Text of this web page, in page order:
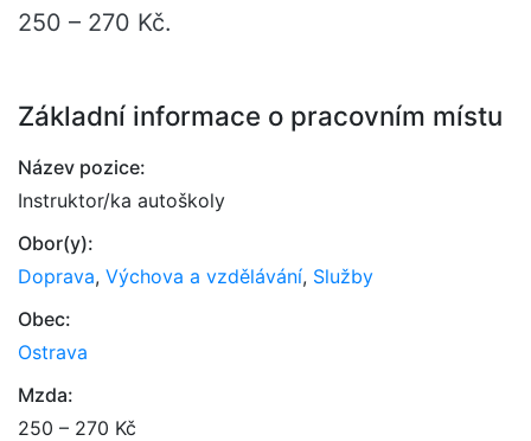
250 – 270 Kč.
Základní informace o pracovním místu
Název pozice:
Instruktor/ka autoškoly
Obor(y):
Doprava, Výchova a vzdělávání, Služby
Obec:
Ostrava
Mzda:
250 – 270 Kč